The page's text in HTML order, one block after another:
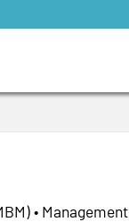
• Management